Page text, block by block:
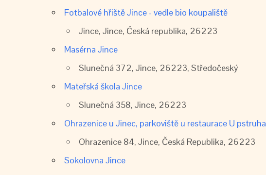
Fotbalové hřiště Jince - vedle bio koupaliště
Jince, Jince, Česká republika, 26223
Masérna Jince
Slunečná 372, Jince, 26223, Středočeský
Mateřská škola Jince
Slunečná 358, Jince, 26223
Ohrazenice u Jinec, parkoviště u restaurace U pstruha
Ohrazenice 84, Jince, Česká Republika, 26223
Sokolovna Jince